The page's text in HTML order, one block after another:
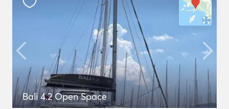
Bali 4.2 Open Space